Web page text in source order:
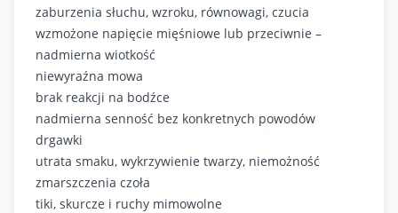
zaburzenia słuchu, wzroku, równowagi, czucia
wzmożone napięcie mięśniowe lub przeciwnie –
nadmierna wiotkość
niewyraźna mowa
brak reakcji na bodźce
nadmierna senność bez konkretnych powodów
drgawki
utrata smaku, wykrzywienie twarzy, niemożność
zmarszczenia czoła
tiki, skurcze i ruchy mimowolne